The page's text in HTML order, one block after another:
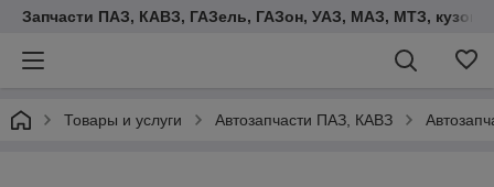
Запчасти ПАЗ, КАВЗ, ГАЗель, ГАЗон, УАЗ, МАЗ, МТЗ,
Товары и услуги Автозапчасти ПАЗ, КАВЗ